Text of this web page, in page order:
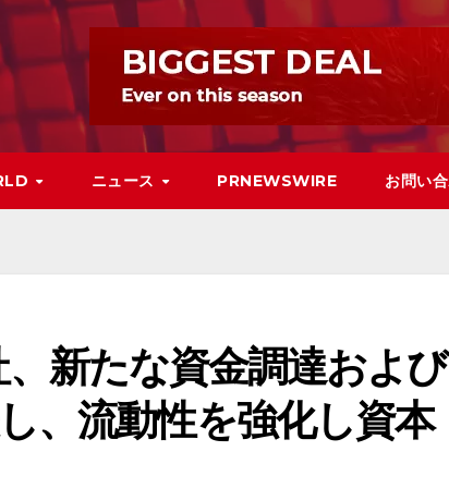
ニュース PRNEWSWIRE お問い
新たな資金調達および
、流動性を強化し資本